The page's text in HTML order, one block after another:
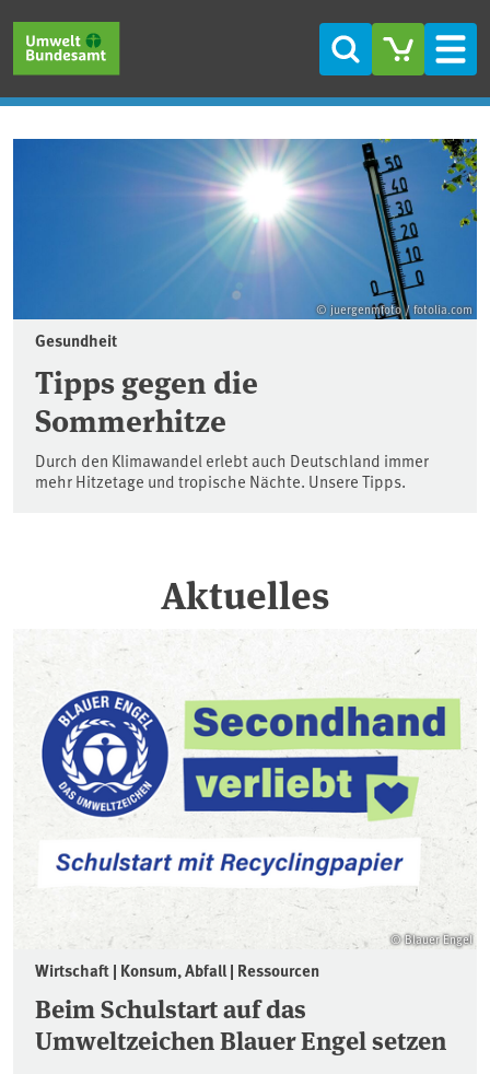
Suche
Startseite
Aktuelles
© juergenmfoto / fotolia.com
Gesundheit
Tipps gegen die
Sommerhitze
Durch den Klimawandel erlebt auch Deutschland immer
mehr Hitzetage und tropische Nächte. Unsere Tipps.
© Blauer Engel
Wirtschaft | Konsum, Abfall | Ressourcen
Beim Schulstart auf das
Umweltzeichen Blauer Engel setzen